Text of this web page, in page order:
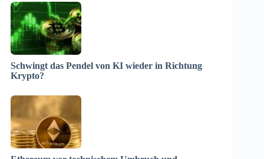
Schwingt das Pendel von KI wieder in Richtung
Krypto?